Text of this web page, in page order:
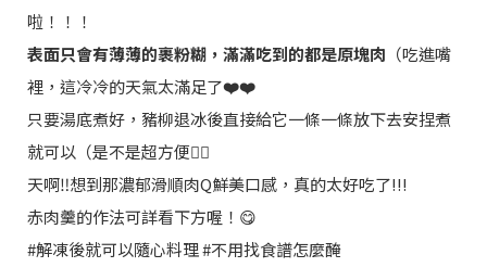
啦！！！
表面只會有薄薄的裹粉糊，滿滿吃到的都是原塊肉 （吃進嘴
裡，這冷冷的天氣太滿足了❤️❤️
只要湯底煮好，豬柳退冰後直接給它一條一條放下去安捏煮
就可以（是不是超方便💁‍♀️
天啊‼️想到那濃郁滑順肉Q鮮美口感，真的太好吃了!!!
赤肉羹的作法可詳看下方喔！😋
#解凍後就可以隨心料理 #不用找食譜怎麼醃